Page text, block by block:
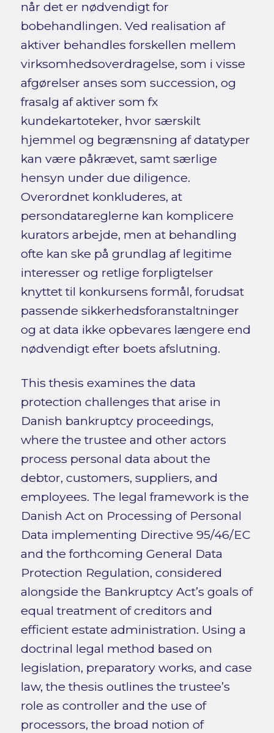
når det er nødvendigt for
bobehandlingen. Ved realisation af
aktiver behandles forskellen mellem
virksomhedsoverdragelse, som i visse
afgørelser anses som succession, og
frasalg af aktiver som fx
kundekartoteker, hvor særskilt
hjemmel og begrænsning af datatyper
kan være påkrævet, samt særlige
hensyn under due diligence.
Overordnet konkluderes, at
persondatareglerne kan komplicere
kurators arbejde, men at behandling
ofte kan ske på grundlag af legitime
interesser og retlige forpligtelser
knyttet til konkursens formål, forudsat
passende sikkerhedsforanstaltninger
og at data ikke opbevares længere end
nødvendigt efter boets afslutning.
This thesis examines the data
protection challenges that arise in
Danish bankruptcy proceedings,
where the trustee and other actors
process personal data about the
debtor, customers, suppliers, and
employees. The legal framework is the
Danish Act on Processing of Personal
Data implementing Directive 95/46/EC
and the forthcoming General Data
Protection Regulation, considered
alongside the Bankruptcy Act’s goals of
equal treatment of creditors and
efficient estate administration. Using a
doctrinal legal method based on
legislation, preparatory works, and case
law, the thesis outlines the trustee’s
role as controller and the use of
processors, the broad notion of